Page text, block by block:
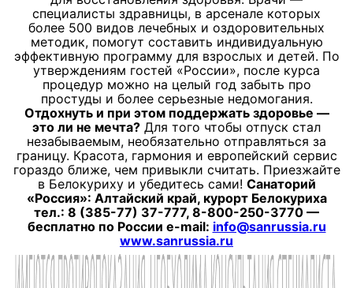
специалисты здравницы, в арсенале которых
более 500 видов лечебных и оздоровительных
методик, помогут составить индивидуальную
эффективную программу для взрослых и детей. По
утверждениям гостей «России», после курса
процедур можно на целый год забыть про
простуды и более серьезные недомогания.
Отдохнуть и при этом поддержать здоровье —
это ли не мечта? Для того чтобы отпуск стал
незабываемым, необязательно отправляться за
границу. Красота, гармония и европейский сервис
гораздо ближе, чем привыкли считать. Приезжайте
в Белокуриху и убедитесь сами! Санаторий
«Россия»: Алтайский край, курорт Белокуриха
тел.: 8 (385-77) 37-777, 8-800-250-3770 —
бесплатно по России e-mail: info@sanrussia.ru
www.sanrussia.ru